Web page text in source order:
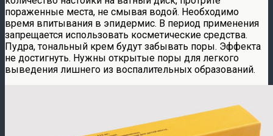
пораженные места, не смывая водой. Необходимо
время впитывания в эпидермис. В период применения
запрещается использовать косметические средства.
Пудра, тональный крем будут забывать поры. Эффекта
не достигнуть. Нужны открытые поры для легкого
выведения лишнего из воспалительных образований.